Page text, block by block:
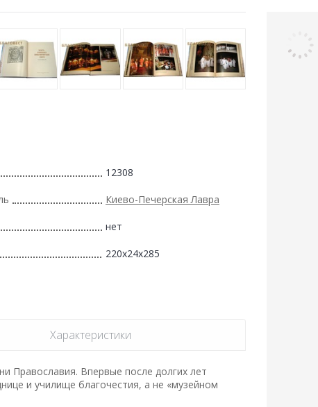
12308
Киево-Печерская Лавра
нет
220x24x285
Характеристики
Православия. Впервые после долгих лет
и училище благочестия, а не «музейном